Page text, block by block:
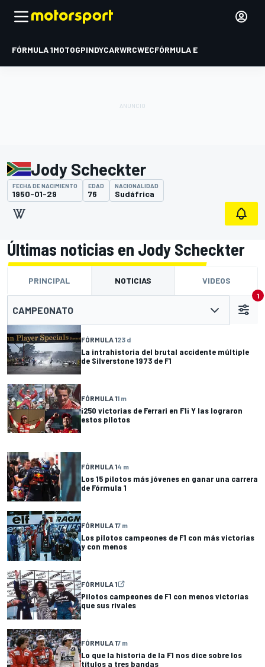
FÓRMULA 1MOTOGPINDYCARWRCWECFÓRMULA E
Jody Scheckter
FECHA DE NACIMIENTO
1950-01-29
EDAD
76
NACIONALIDAD
Sudáfrica
Últimas noticias en Jody Scheckter
PRINCIPAL NOTICIAS VIDEOS
CAMPEONATO
1
FÓRMULA 123 d
La intrahistoria del brutal accidente múltiple
de Silverstone 1973 de F1
FÓRMULA 11 m
¡250 victorias de Ferrari en F1¡ Y las lograron
estos pilotos
FÓRMULA 14 m
Los 15 pilotos más jóvenes en ganar una carrera
de Fórmula 1
FÓRMULA 17 m
Los pilotos campeones de F1 con más victorias
y con menos
FÓRMULA 1
Pilotos campeones de F1 con menos victorias
que sus rivales
FÓRMULA 17 m
Lo que la historia de la F1 nos dice sobre los
títulos a tres bandas